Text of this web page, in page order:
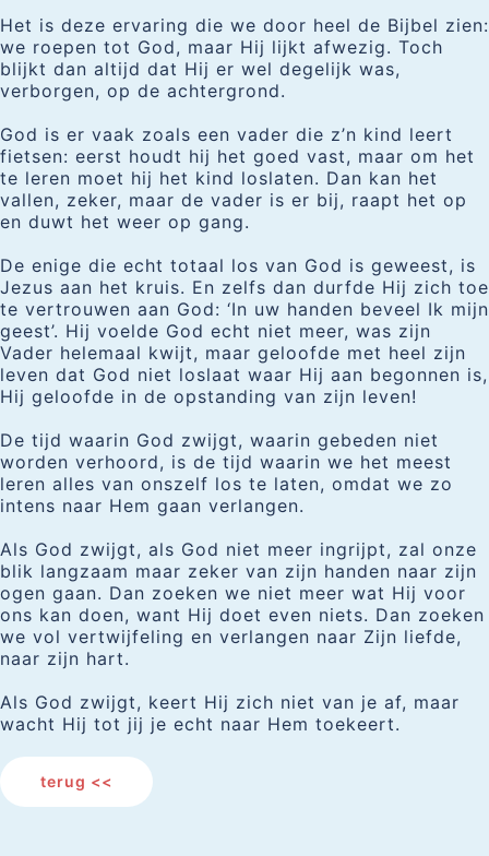
Het is deze ervaring die we door heel de Bijbel zien:
we roepen tot God, maar Hij lijkt afwezig. Toch
blijkt dan altijd dat Hij er wel degelijk was,
verborgen, op de achtergrond.
God is er vaak zoals een vader die z’n kind leert
fietsen: eerst houdt hij het goed vast, maar om het
te leren moet hij het kind loslaten. Dan kan het
vallen, zeker, maar de vader is er bij, raapt het op
en duwt het weer op gang.
De enige die echt totaal los van God is geweest, is
Jezus aan het kruis. En zelfs dan durfde Hij zich toe
te vertrouwen aan God: ‘In uw handen beveel Ik mijn
geest’. Hij voelde God echt niet meer, was zijn
Vader helemaal kwijt, maar geloofde met heel zijn
leven dat God niet loslaat waar Hij aan begonnen is,
Hij geloofde in de opstanding van zijn leven!
De tijd waarin God zwijgt, waarin gebeden niet
worden verhoord, is de tijd waarin we het meest
leren alles van onszelf los te laten, omdat we zo
intens naar Hem gaan verlangen.
Als God zwijgt, als God niet meer ingrijpt, zal onze
blik langzaam maar zeker van zijn handen naar zijn
ogen gaan. Dan zoeken we niet meer wat Hij voor
ons kan doen, want Hij doet even niets. Dan zoeken
we vol vertwijfeling en verlangen naar Zijn liefde,
naar zijn hart.
Als God zwijgt, keert Hij zich niet van je af, maar
wacht Hij tot jij je echt naar Hem toekeert.
terug <<